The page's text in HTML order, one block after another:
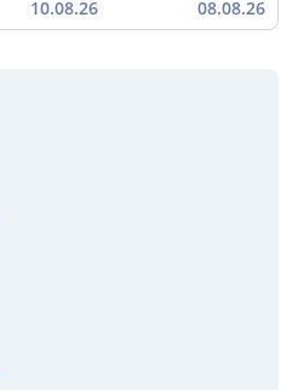
10.08.26 08.08.26